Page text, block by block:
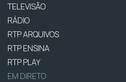
TELEVISÃO
RÁDIO
RTP ARQUIVOS
RTP ENSINA
RTP PLAY
EM DIRETO